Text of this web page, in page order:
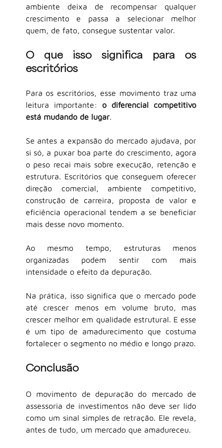
ambiente deixa de recompensar qualquer
crescimento e passa a selecionar melhor
quem, de fato, consegue sustentar valor.
O que isso significa para os
escritórios
Para os escritórios, esse movimento traz uma
leitura importante:
o diferencial competitivo
está mudando de lugar.
Se antes a expansão do mercado ajudava, por
si só, a puxar boa parte do crescimento, agora
o peso recai mais sobre execução, retenção e
estrutura. Escritórios que conseguem oferecer
direção comercial, ambiente competitivo,
construção de carreira, proposta de valor e
eficiência operacional tendem a se beneficiar
mais desse novo momento.
Ao mesmo tempo, estruturas menos
organizadas podem sentir com mais
intensidade o efeito da depuração.
Na prática, isso significa que o mercado pode
até crescer menos em volume bruto, mas
crescer melhor em qualidade estrutural. E esse
é um tipo de amadurecimento que costuma
fortalecer o segmento no médio e longo prazo.
Conclusão
O movimento de depuração do mercado de
assessoria de investimentos não deve ser lido
como um sinal simples de retração. Ele revela,
antes de tudo, um mercado que amadureceu.